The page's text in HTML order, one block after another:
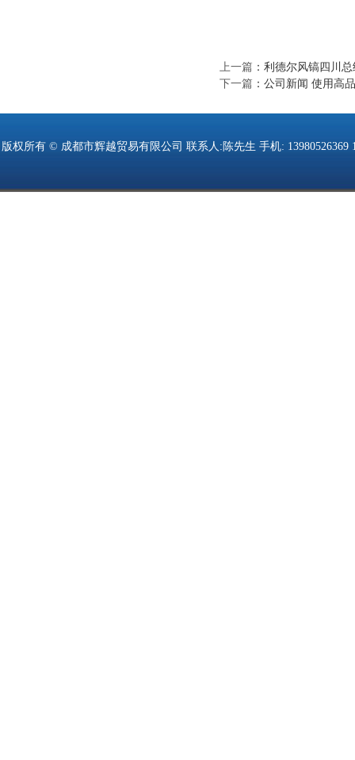
上一篇 ： 利德尔风镐四川总
下一篇 ： 公司新闻 使用高
版权所有 © 成都市辉越贸易有限公司 联系人:陈先生 手机: 13980526369